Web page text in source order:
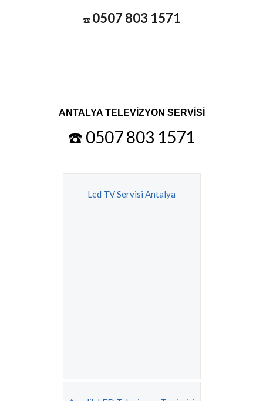
☎️ 0507 803 1571
ANTALYA TELEVİZYON SERVİSİ
☎️ 0507 803 1571
Led TV Servisi Antalya